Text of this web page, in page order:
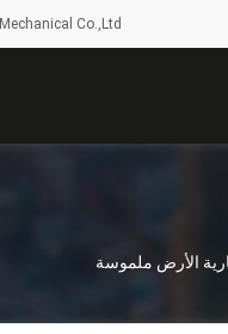
Co.,Ltd